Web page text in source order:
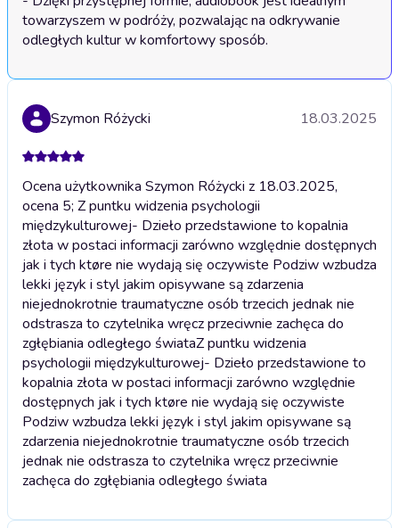
towarzyszem w podróży, pozwalając na odkrywanie
odległych kultur w komfortowy sposób.
Szymon Różycki 18.03.2025
Ocena użytkownika Szymon Różycki z 18.03.2025,
ocena 5; Z puntku widzenia psychologii
międzykulturowej- Dzieło przedstawione to kopalnia
złota w postaci informacji zarówno względnie dostępnych
jak i tych ktøre nie wydają się oczywiste Podziw wzbudza
lekki język i styl jakim opisywane są zdarzenia
niejednokrotnie traumatyczne osób trzecich jednak nie
odstrasza to czytelnika wręcz przeciwnie zachęca do
zgłębiania odległego świataZ puntku widzenia
psychologii międzykulturowej- Dzieło przedstawione to
kopalnia złota w postaci informacji zarówno względnie
dostępnych jak i tych ktøre nie wydają się oczywiste
Podziw wzbudza lekki język i styl jakim opisywane są
zdarzenia niejednokrotnie traumatyczne osób trzecich
jednak nie odstrasza to czytelnika wręcz przeciwnie
zachęca do zgłębiania odległego świata